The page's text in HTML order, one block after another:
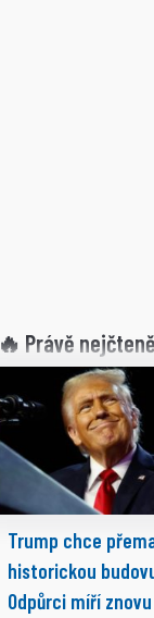
🔥 Právě
Trump chce
historickou
Odpůrci míří znovu